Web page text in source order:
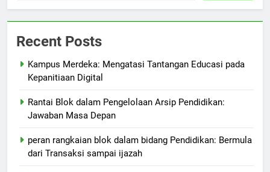
Recent Posts
Kampus Merdeka: Mengatasi Tantangan Educasi pada
Kepanitiaan Digital
Rantai Blok dalam Pengelolaan Arsip Pendidikan:
Jawaban Masa Depan
peran rangkaian blok dalam bidang Pendidikan: Bermula
dari Transaksi sampai ijazah